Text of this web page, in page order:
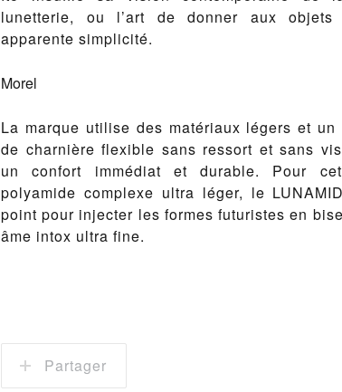
lunetterie, ou l’art de donner aux objets
apparente simplicité.
Morel
La marque utilise des matériaux légers et un
de charnière flexible sans ressort et sans
un confort immédiat et durable. Pour
polyamide complexe ultra léger, le
point pour injecter les formes futuristes en
âme intox ultra fine.
Partager